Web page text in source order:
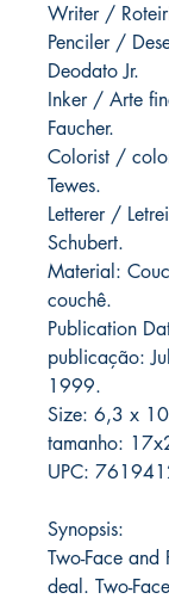
Writer /
Penciler /
Deodato Jr.
Inker / Arte
Faucher.
Colorist /
Tewes.
Letterer /
Schubert.
Material:
couchê.
Publication
publicação:
1999.
Size: 6,3 x
tamanho:
UPC:
Synopsis:
Two-Face and
deal. Two-